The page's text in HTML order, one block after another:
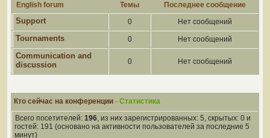
English forum Темы Последнее сообщение
Support 0 Нет сообщений
Tournaments 0 Нет сообщений
Communication and
discussion
0 Нет сообщений
Кто сейчас на конференции - Статистика
Всего посетителей: 196, из них зарегистрированных: 5, скрытых: 0 и
гостей: 191 (основано на активности пользователей за последние 5
минут)